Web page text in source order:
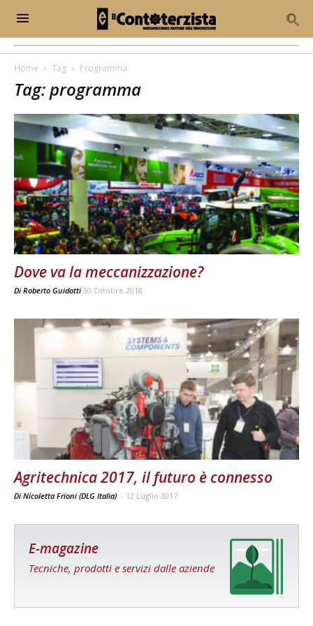
Home Tag Programma
Tag: programma
Dove va la meccanizzazione?
Di Roberto Guidotti 30 Ottobre 2018
Agritechnica 2017, il futuro è connesso
Di Nicoletta Frioni (DLG Italia) - 12 Luglio 2017
E-magazine
Tecniche, prodotti e servizi dalle aziende